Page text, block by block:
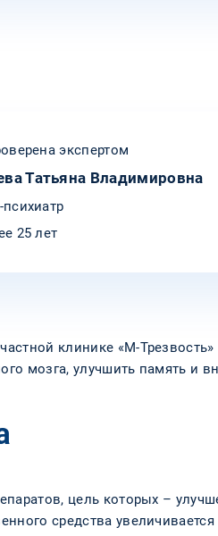
экспертом
Татьяна Владимировна
25 лет
клинике «М-
мозга, улучшить память и
цель которых –
средства увеличивается